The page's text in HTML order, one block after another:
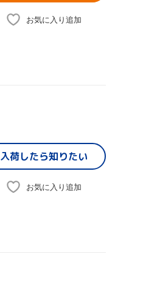
お気に入り追加
入荷したら知りたい
お気に入り追加